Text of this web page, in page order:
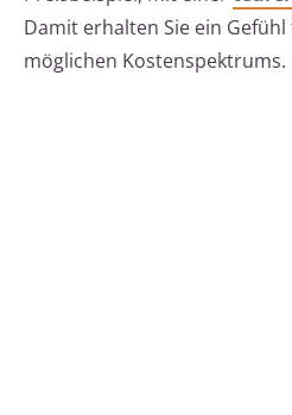
Damit erhalten Sie ein
möglichen Kostenspektrums.